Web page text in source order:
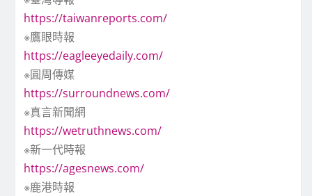
https://taiwanreports.com/
※鷹眼時報
https://eagleeyedaily.com/
※圓周傳媒
https://surroundnews.com/
※真言新聞網
https://wetruthnews.com/
※新一代時報
https://agesnews.com/
※鹿港時報